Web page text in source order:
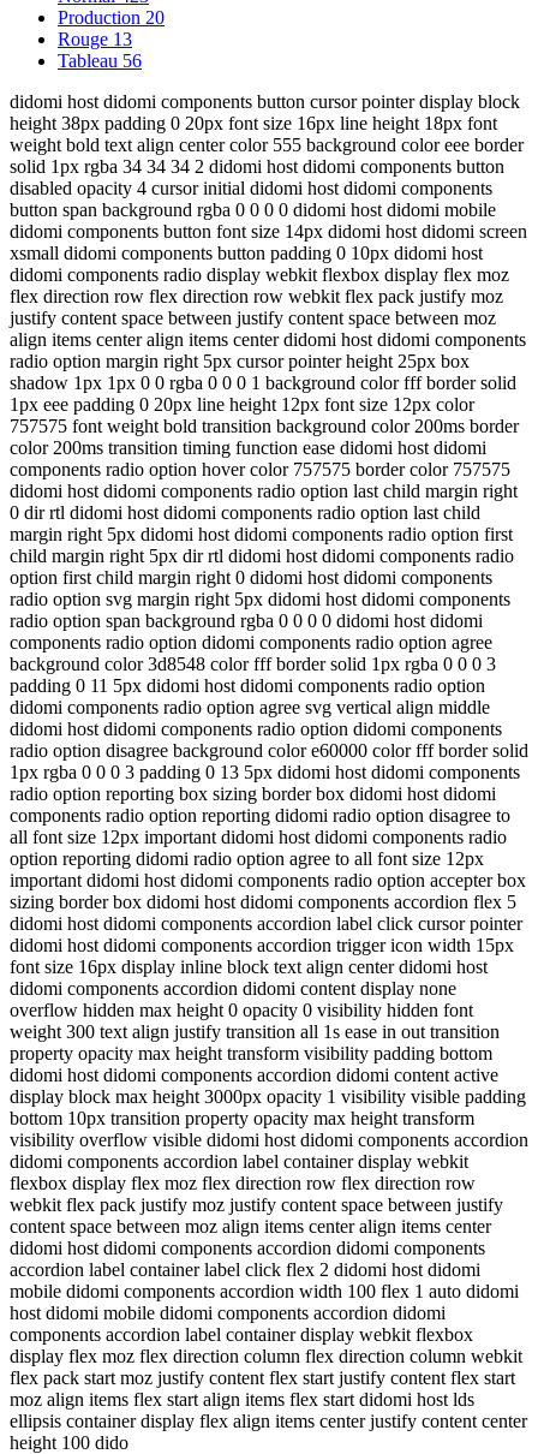
Production 20
Rouge 13
Tableau 56
didomi host didomi components button cursor pointer display block
height 38px padding 0 20px font size 16px line height 18px font
weight bold text align center color 555 background color eee border
solid 1px rgba 34 34 34 2 didomi host didomi components button
disabled opacity 4 cursor initial didomi host didomi components
button span background rgba 0 0 0 0 didomi host didomi mobile
didomi components button font size 14px didomi host didomi screen
xsmall didomi components button padding 0 10px didomi host
didomi components radio display webkit flexbox display flex moz
flex direction row flex direction row webkit flex pack justify moz
justify content space between justify content space between moz
align items center align items center didomi host didomi components
radio option margin right 5px cursor pointer height 25px box
shadow 1px 1px 0 0 rgba 0 0 0 1 background color fff border solid
1px eee padding 0 20px line height 12px font size 12px color
757575 font weight bold transition background color 200ms border
color 200ms transition timing function ease didomi host didomi
components radio option hover color 757575 border color 757575
didomi host didomi components radio option last child margin right
0 dir rtl didomi host didomi components radio option last child
margin right 5px didomi host didomi components radio option first
child margin right 5px dir rtl didomi host didomi components radio
option first child margin right 0 didomi host didomi components
radio option svg margin right 5px didomi host didomi components
radio option span background rgba 0 0 0 0 didomi host didomi
components radio option didomi components radio option agree
background color 3d8548 color fff border solid 1px rgba 0 0 0 3
padding 0 11 5px didomi host didomi components radio option
didomi components radio option agree svg vertical align middle
didomi host didomi components radio option didomi components
radio option disagree background color e60000 color fff border solid
1px rgba 0 0 0 3 padding 0 13 5px didomi host didomi components
radio option reporting box sizing border box didomi host didomi
components radio option reporting didomi radio option disagree to
all font size 12px important didomi host didomi components radio
option reporting didomi radio option agree to all font size 12px
important didomi host didomi components radio option accepter box
sizing border box didomi host didomi components accordion flex 5
didomi host didomi components accordion label click cursor pointer
didomi host didomi components accordion trigger icon width 15px
font size 16px display inline block text align center didomi host
didomi components accordion didomi content display none
overflow hidden max height 0 opacity 0 visibility hidden font
weight 300 text align justify transition all 1s ease in out transition
property opacity max height transform visibility padding bottom
didomi host didomi components accordion didomi content active
display block max height 3000px opacity 1 visibility visible padding
bottom 10px transition property opacity max height transform
visibility overflow visible didomi host didomi components accordion
didomi components accordion label container display webkit
flexbox display flex moz flex direction row flex direction row
webkit flex pack justify moz justify content space between justify
content space between moz align items center align items center
didomi host didomi components accordion didomi components
accordion label container label click flex 2 didomi host didomi
mobile didomi components accordion width 100 flex 1 auto didomi
host didomi mobile didomi components accordion didomi
components accordion label container display webkit flexbox
display flex moz flex direction column flex direction column webkit
flex pack start moz justify content flex start justify content flex start
moz align items flex start align items flex start didomi host lds
ellipsis container display flex align items center justify content center
height 100 dido